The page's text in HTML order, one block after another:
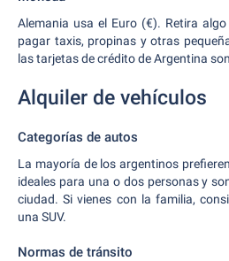
Alemania usa el Euro (€). Retira
pagar taxis, propinas y otras
las tarjetas de crédito de Argentina
Alquiler de vehículos
Categorías de autos
La mayoría de los argentinos
ideales para una o dos personas y
ciudad. Si vienes con la familia,
una SUV.
Normas de tránsito